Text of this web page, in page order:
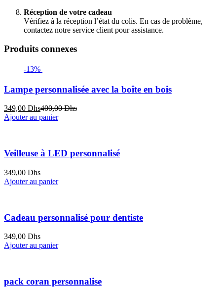
Réception de votre cadeau
Vérifiez à la réception l’état du colis. En cas de problème,
contactez notre service client pour assistance.
Produits connexes
-13%
Lampe personnalisée avec la boîte en bois
349,00 DhsLe
prix
400,00DhsLe
Ajouter au panier
Veilleuse à LED personnalisé
349,00 Dhs
Ajouter au panier
Cadeau personnalisé pour dentiste
349,00 Dhs
Ajouter au panier
pack coran personnalise